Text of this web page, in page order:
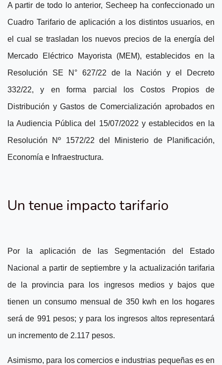
A partir de todo lo anterior, Secheep ha confeccionado un
Cuadro Tarifario de aplicación a los distintos usuarios, en
el cual se trasladan los nuevos precios de la energía del
Mercado Eléctrico Mayorista (MEM), establecidos en la
Resolución SE N° 627/22 de la Nación y el Decreto
332/22, y en forma parcial los Costos Propios de
Distribución y Gastos de Comercialización aprobados en
la Audiencia Pública del 15/07/2022 y establecidos en la
Resolución Nº 1572/22 del Ministerio de Planificación,
Economía e Infraestructura.
Un tenue impacto tarifario
Por la aplicación de las Segmentación del Estado
Nacional a partir de septiembre y la actualización tarifaria
de la provincia para los ingresos medios y bajos que
tienen un consumo mensual de 350 kwh en los hogares
será de 991 pesos; y para los ingresos altos representará
un incremento de 2.117 pesos.
Asimismo, para los comercios e industrias pequeñas es en